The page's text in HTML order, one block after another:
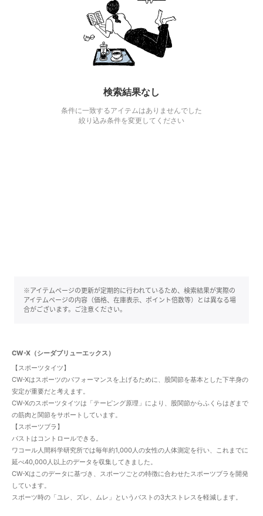
検索結果なし
条件に一致するアイテムはありませんでした
絞り込み条件を変更してください
※アイテムページの更新が定期的に行われているため、検索結果が実際の
アイテムページの内容（価格、在庫表示、ポイント倍数等）とは異なる場
合がございます。ご注意ください。
CW-X（シーダブリューエックス）
【スポーツタイツ】
CW-Xはスポーツのパフォーマンスを上げるために、股関節を基本とした下半身の
安定が重要だと考えます。
CW-Xのスポーツタイツは「テーピング原理」により、股関節からふくらはぎまで
の筋肉と関節をサポートしています。
【スポーツブラ】
バストはコントロールできる。
ワコール人間科学研究所では毎年約1,000人の女性の人体測定を行い、これまでに
延べ40,000人以上のデータを収集してきました。
CW-Xはこのデータに基づき、スポーツごとの特徴に合わせたスポーツブラを開発
しています。
スポーツ時の「ユレ、ズレ、ムレ」というバストの3大ストレスを軽減します。